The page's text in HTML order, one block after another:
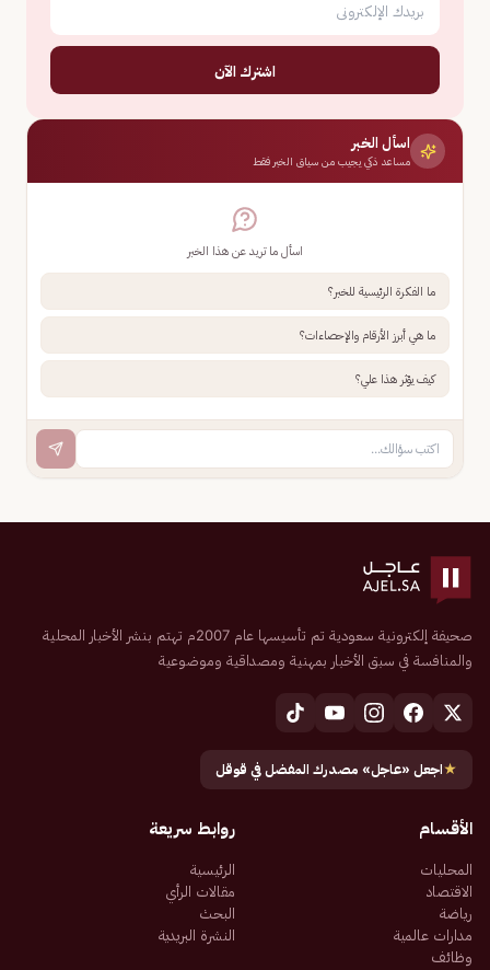
اشترك الآن
اسأل الخبر
مساعد ذكي يجيب من سياق الخبر فقط
اسأل ما تريد عن هذا الخبر
ما الفكرة الرئيسية للخبر؟
ما هي أبرز الأرقام والإحصاءات؟
كيف يؤثر هذا علي؟
صحيفة إلكترونية سعودية تم تأسيسها عام 2007م تهتم بنشر الأخبار المحلية
والمنافسة في سبق الأخبار بمهنية ومصداقية وموضوعية
★اجعل «عاجل» مصدرك المفضل في قوقل
الأقسام
المحليات
الاقتصاد
رياضة
مدارات عالمية
وظائف
روابط سريعة
الرئيسية
مقالات الرأي
البحث
النشرة البريدية